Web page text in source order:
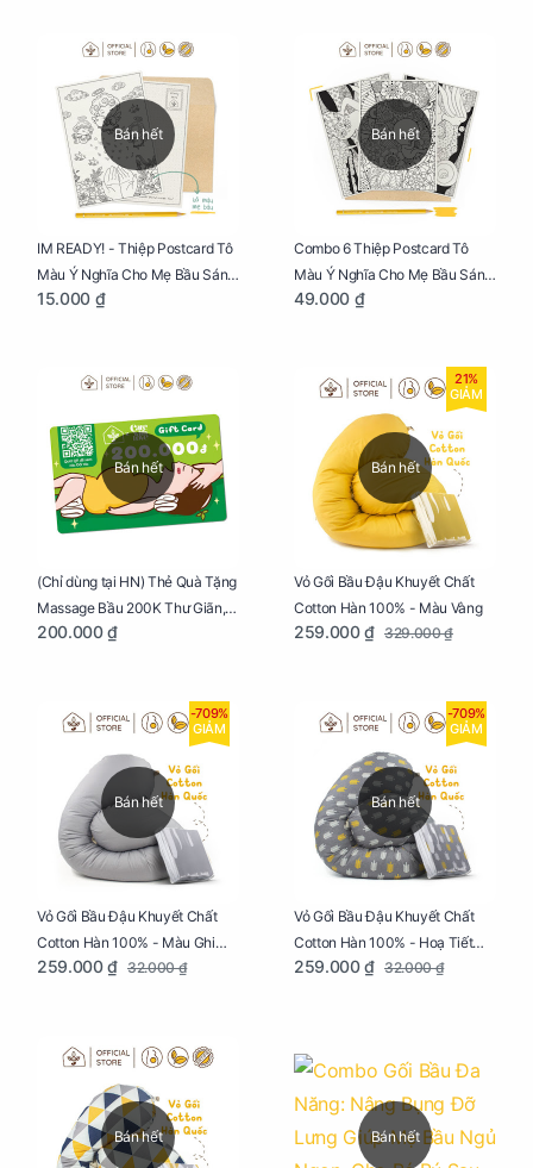
Bán hết
IM READY! - Thiệp Postcard Tô
Màu Ý Nghĩa Cho Mẹ Bầu Sáng
Tạo, Thư Giãn Và Hạnh Phúc
15.000 ₫
Bán hết
Combo 6 Thiệp Postcard Tô
Màu Ý Nghĩa Cho Mẹ Bầu Sáng
Tạo, Thư Giãn Và Hạnh Phúc
49.000 ₫
Bán hết
(Chỉ dùng tại HN) Thẻ Quà Tặng
Massage Bầu 200K Thư Giãn,
Tăng Tuần Hoàn Máu, Ngủ
200.000 ₫
Bán hết
21%
GIẢM
Vỏ Gối Bầu Đậu Khuyết Chất
Cotton Hàn 100% - Màu Vàng
259.000 ₫ 329.000 ₫
Bán hết
-709%
GIẢM
Vỏ Gối Bầu Đậu Khuyết Chất
Cotton Hàn 100% - Màu Ghi
Xám
259.000 ₫ 32.000 ₫
Bán hết
-709%
GIẢM
Vỏ Gối Bầu Đậu Khuyết Chất
Cotton Hàn 100% - Hoạ Tiết
Xương Cá
259.000 ₫ 32.000 ₫
Bán hết Bán hết